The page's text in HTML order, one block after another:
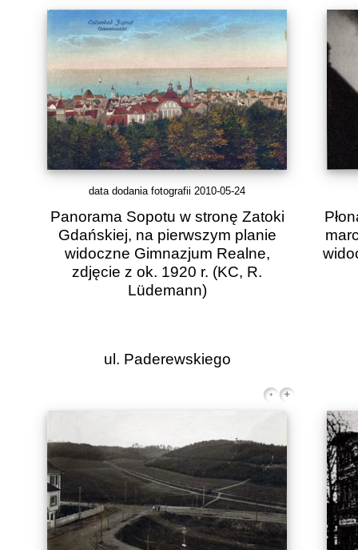
data dodania fotografii 2010-05-24
Panorama Sopotu w stronę Zatoki
Gdańskiej, na pierwszym planie
widoczne Gimnazjum Realne,
zdjęcie z ok. 1920 r. (KC, R.
Lüdemann)
ul. Paderewskiego